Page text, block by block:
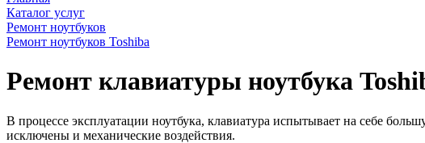
Каталог услуг
Ремонт ноутбуков
Ремонт ноутбуков Toshiba
Ремонт клавиатуры ноутбука
В процессе эксплуатации ноутбука, клавиатура испытывает на себе
исключены и механические воздействия.